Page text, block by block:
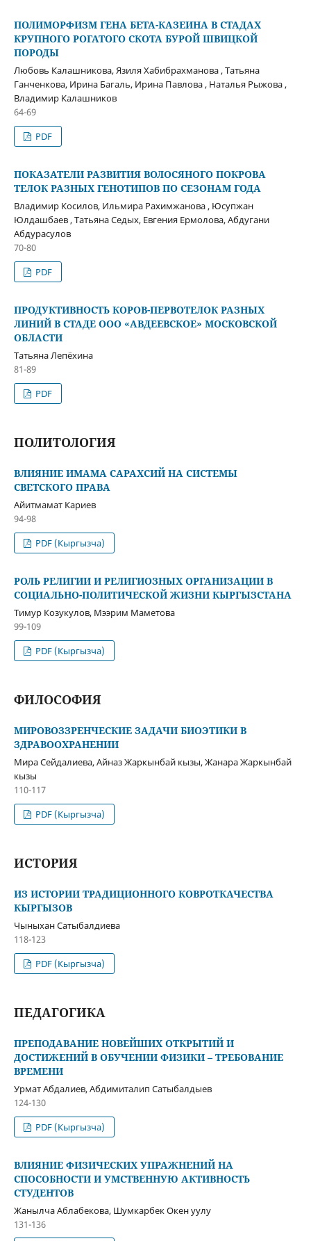
ПОЛИМОРФИЗМ ГЕНА БЕТА-КАЗЕИНА В СТАДАХ
КРУПНОГО РОГАТОГО СКОТА БУРОЙ ШВИЦКОЙ
ПОРОДЫ
Любовь Калашникова, Язиля Хабибрахманова , Татьяна
Ганченкова, Ирина Багаль, Ирина Павлова , Наталья Рыжова ,
Владимир Калашников
64-69
PDF
ПОКАЗАТЕЛИ РАЗВИТИЯ ВОЛОСЯНОГО ПОКРОВА
ТЕЛОК РАЗНЫХ ГЕНОТИПОВ ПО СЕЗОНАМ ГОДА
Владимир Косилов, Ильмира Рахимжанова , Юсупжан
Юлдашбаев , Татьяна Седых, Евгения Ермолова, Абдугани
Абдурасулов
70-80
PDF
ПРОДУКТИВНОСТЬ КОРОВ-ПЕРВОТЕЛОК РАЗНЫХ
ЛИНИЙ В СТАДЕ ООО «АВДЕЕВСКОЕ» МОСКОВСКОЙ
ОБЛАСТИ
Татьяна Лепёхина
81-89
PDF
ПОЛИТОЛОГИЯ
ВЛИЯНИЕ ИМАМА САРАХСИЙ НА СИСТЕМЫ
СВЕТСКОГО ПРАВА
Айитмамат Кариев
94-98
PDF (Кыргызча)
РОЛЬ РЕЛИГИИ И РЕЛИГИОЗНЫХ ОРГАНИЗАЦИИ В
СОЦИАЛЬНО-ПОЛИТИЧЕСКОЙ ЖИЗНИ КЫРГЫЗСТАНА
Тимур Козукулов, Мээрим Маметова
99-109
PDF (Кыргызча)
ФИЛОСОФИЯ
МИРОВОЗЗРЕНЧЕСКИЕ ЗАДАЧИ БИОЭТИКИ В
ЗДРАВООХРАНЕНИИ
Мира Сейдалиева, Айназ Жаркынбай кызы, Жанара Жаркынбай
кызы
110-117
PDF (Кыргызча)
ИСТОРИЯ
ИЗ ИСТОРИИ ТРАДИЦИОННОГО КОВРОТКАЧЕСТВА
КЫРГЫЗОВ
Чыныхан Сатыбалдиева
118-123
PDF (Кыргызча)
ПЕДАГОГИКА
ПРЕПОДАВАНИЕ НОВЕЙШИХ ОТКРЫТИЙ И
ДОСТИЖЕНИЙ В ОБУЧЕНИИ ФИЗИКИ – ТРЕБОВАНИЕ
ВРЕМЕНИ
Урмат Абдалиев, Абдимиталип Сатыбалдыев
124-130
PDF (Кыргызча)
ВЛИЯНИЕ ФИЗИЧЕСКИХ УПРАЖНЕНИЙ НА
СПОСОБНОСТИ И УМСТВЕННУЮ АКТИВНОСТЬ
СТУДЕНТОВ
Жанылча Аблабекова, Шумкарбек Окен уулу
131-136